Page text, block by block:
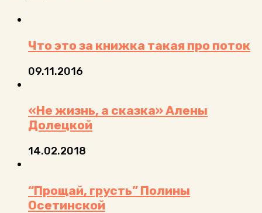
Что это за книжка такая про поток
09.11.2016
«Не жизнь, а сказка» Алены
Долецкой
14.02.2018
“Прощай, грусть” Полины
Осетинской